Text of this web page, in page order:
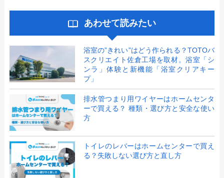
あわせて読みたい
浴室の”きれい”はどう作られる？TOTOバ
スクリエイト佐倉工場を取材。浴室「シ
ンラ」体験と新機能「浴室クリアキー
プ」
排水管つまり用ワイヤーはホームセンタ
ーで買える？ 種類・選び方と安全な使い
方
トイレのレバーはホームセンターで買え
る？失敗しない選び方と直し方